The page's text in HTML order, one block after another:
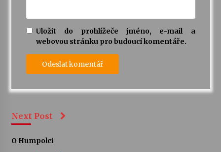
Uložit do prohlížeče jméno, e-mail a
webovou stránku pro budoucí komentáře.
Next Post
O Humpolci